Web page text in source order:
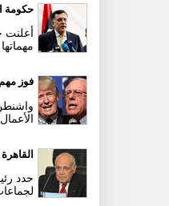
حكومة
أعلنت
فوز
القاهرة 13يوليو المقبل بدء جلسة محاكمة 379 إخوانياً إتهموا بإنتمائهم لجماعات إرهابية